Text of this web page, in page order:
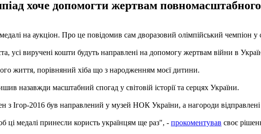
хоче допомогти жертвам
на аукціон. Про це повідомив сам дворазовий олімпійський чемпіон у
усі виручені кошти будуть направлені на допомогу жертвам війни в
життя, порівняний хіба що з народженням моєї дитини.
назавжди масштабний спогад у світовій історії та серцях України.
з Ігор-2016 був направлений у музей НОК України, а нагороди
ці медалі принесли користь українцям ще раз", - прокоментував своє